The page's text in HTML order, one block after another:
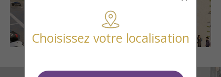
Choisissez votre localisation